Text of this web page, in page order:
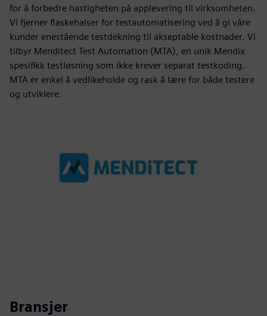
for å forbedre hastigheten på applevering til virksomheten.
Vi fjerner flaskehalser for testautomatisering ved å gi våre
kunder enestående testdekning til akseptable kostnader. Vi
tilbyr Menditect Test Automation (MTA), en unik Mendix
spesifikk testløsning som ikke krever separat testkoding.
MTA er enkel å vedlikeholde og rask å lære for både testere
og utviklere.
Bransjer